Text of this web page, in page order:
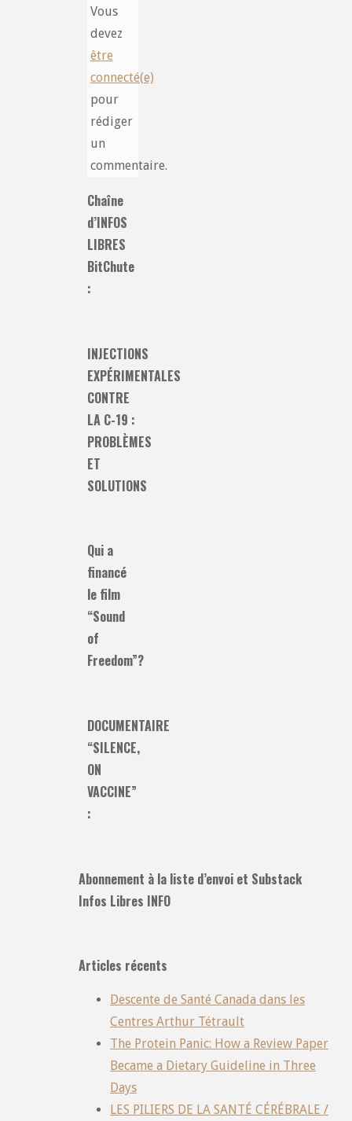
Vous
devez
être
connecté(e)
pour
rédiger
un
commentaire.
Chaîne
d’INFOS
LIBRES
BitChute
:
INJECTIONS
EXPÉRIMENTALES
CONTRE
LA C-19 :
PROBLÈMES
ET
SOLUTIONS
Qui a
financé
le film
“Sound
of
Freedom”?
DOCUMENTAIRE
“SILENCE,
ON
VACCINE”
:
Abonnement à la liste d’envoi et Substack
Infos Libres INFO
Articles récents
Descente de Santé Canada dans les
Centres Arthur Tétrault
The Protein Panic: How a Review Paper
Became a Dietary Guideline in Three
Days
LES PILIERS DE LA SANTÉ CÉRÉBRALE /